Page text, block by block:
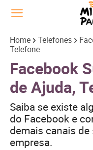
Home Telefones
Telefone
Facebook
de Ajuda,
Saiba se existe
do Facebook e
demais canais
empresa.